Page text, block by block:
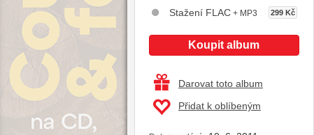
Stažení FLAC + MP3 299 Kč
Koupit album
Darovat toto album
Přidat k oblíbeným